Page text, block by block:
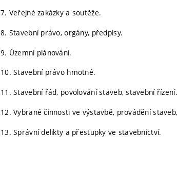
7. Veřejné zakázky a soutěže.
8. Stavební právo, orgány, předpisy.
9. Územní plánování.
10. Stavební právo hmotné.
11. Stavební řád, povolování staveb, stavební řízení.
12. Vybrané činnosti ve výstavbě, provádění
13. Správní delikty a přestupky ve stavebnictví.